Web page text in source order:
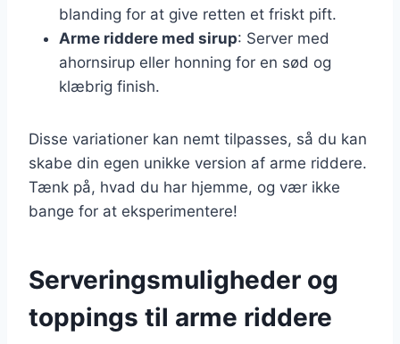
blanding for at give retten et friskt pift.
Arme riddere med sirup: Server med
ahornsirup eller honning for en sød og
klæbrig finish.
Disse variationer kan nemt tilpasses, så du kan
skabe din egen unikke version af arme riddere.
Tænk på, hvad du har hjemme, og vær ikke
bange for at eksperimentere!
Serveringsmuligheder og
toppings til arme riddere